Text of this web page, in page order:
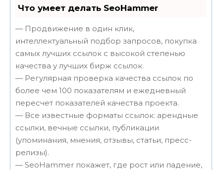
Что умеет делать SeoHammer
— Продвижение в один клик,
интеллектуальный подбор запросов, покупка
самых лучших ссылок с высокой степенью
качества у лучших бирж ссылок.
— Регулярная проверка качества ссылок по
более чем 100 показателям и ежедневный
пересчет показателей качества проекта.
— Все известные форматы ссылок: арендные
ссылки, вечные ссылки, публикации
(упоминания, мнения, отзывы, статьи, пресс-
релизы).
— SeoHammer покажет, где рост или падение,